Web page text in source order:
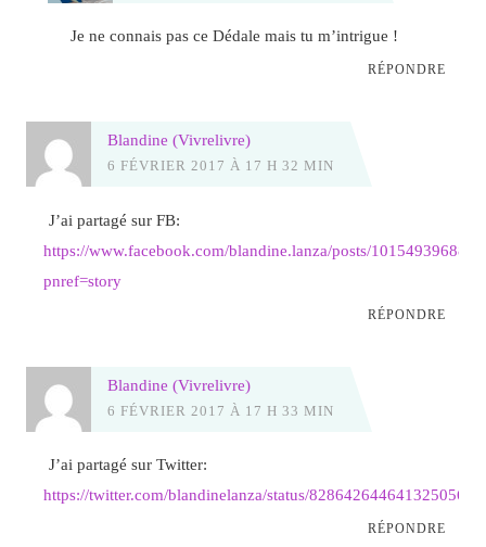
Je ne connais pas ce Dédale mais tu m’intrigue !
RÉPONDRE
Blandine (Vivrelivre)
6 FÉVRIER 2017 À 17 H 32 MIN
J’ai partagé sur FB:
https://www.facebook.com/blandine.lanza/posts/
pnref=story
RÉPONDRE
Blandine (Vivrelivre)
6 FÉVRIER 2017 À 17 H 33 MIN
J’ai partagé sur Twitter:
https://twitter.com/blandinelanza/status/828642644641325056
RÉPONDRE